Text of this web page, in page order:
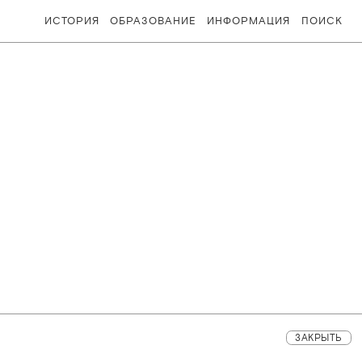
ИСТОРИЯ ОБРАЗОВАНИЕ ИНФОРМАЦИЯ ПОИСК
ЗАКРЫТЬ